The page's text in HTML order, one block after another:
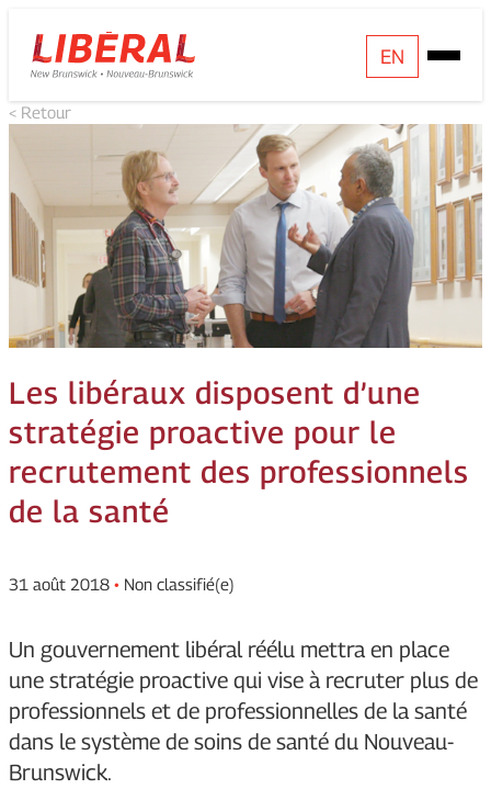
Skip
to
content
Homepage
Link
EN
Open
Mobile
Menu
< Retour
Les libéraux disposent d’une
stratégie proactive pour le
recrutement des professionnels
de la santé
31 août 2018 • Non classifié(e)
Un gouvernement libéral réélu mettra en place
une stratégie proactive qui vise à recruter plus de
professionnels et de professionnelles de la santé
dans le système de soins de santé du Nouveau-
Brunswick.